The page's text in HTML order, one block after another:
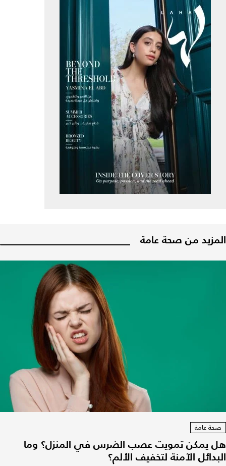
المزيد من صحة عامة
صحة عامة
هل يمكن تمويت عصب الضرس في المنزل؟ وما
البدائل الآمنة لتخفيف الألم؟